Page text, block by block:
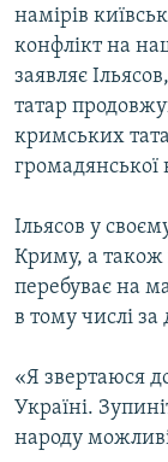
намірів
конфлікт на
заявляє
татар
кримських
громадянської
Ільясов у
Криму, а також
перебуває на
в тому числі
«Я звертаюся
Україні.
народу